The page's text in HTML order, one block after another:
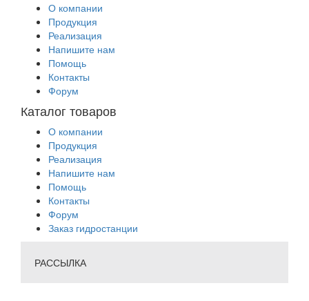
О компании
Продукция
Реализация
Напишите нам
Помощь
Контакты
Форум
Каталог товаров
О компании
Продукция
Реализация
Напишите нам
Помощь
Контакты
Форум
Заказ гидростанции
РАССЫЛКА